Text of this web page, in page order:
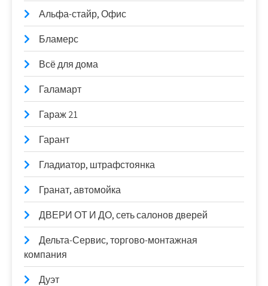
Альфа-стайр, Офис
Бламерс
Всё для дома
Галамарт
Гараж 21
Гарант
Гладиатор, штрафстоянка
Гранат, автомойка
ДВЕРИ ОТ И ДО, сеть салонов дверей
Дельта-Сервис, торгово-монтажная
компания
Дуэт